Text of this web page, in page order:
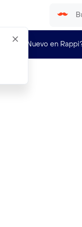
¿Nuevo en